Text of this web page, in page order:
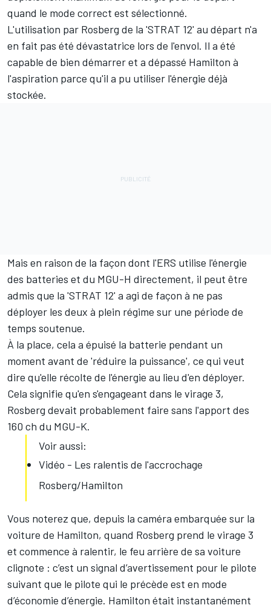
quand le mode correct est sélectionné.
L'utilisation par Rosberg de la 'STRAT 12' au départ n'a
en fait pas été dévastatrice lors de l'envol. Il a été
capable de bien démarrer et a dépassé Hamilton à
l'aspiration parce qu'il a pu utiliser l'énergie déjà
stockée.
Mais en raison de la façon dont l'ERS utilise l'énergie
des batteries et du MGU-H directement, il peut être
admis que la 'STRAT 12' a agi de façon à ne pas
déployer les deux à plein régime sur une période de
temps soutenue.
À la place, cela a épuisé la batterie pendant un
moment avant de 'réduire la puissance', ce qui veut
dire qu'elle récolte de l'énergie au lieu d'en déployer.
Cela signifie qu'en s'engageant dans le virage 3,
Rosberg devait probablement faire sans l'apport des
160 ch du MGU-K.
Voir aussi:
Vidéo - Les ralentis de l'accrochage
Rosberg/Hamilton
Vous noterez que, depuis la caméra embarquée sur la
voiture de Hamilton, quand Rosberg prend le virage 3
et commence à ralentir, le feu arrière de sa voiture
clignote : c’est un signal d’avertissement pour le pilote
suivant que le pilote qui le précède est en mode
d’économie d’énergie. Hamilton était instantanément